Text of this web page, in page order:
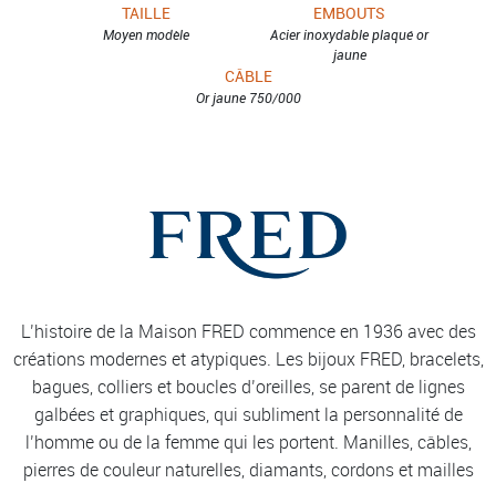
TAILLE
Moyen modèle
EMBOUTS
Acier inoxydable plaqué or
jaune
CÂBLE
Or jaune 750/000
L’histoire de la Maison FRED commence en 1936 avec des
créations modernes et atypiques. Les bijoux FRED, bracelets,
bagues, colliers et boucles d’oreilles, se parent de lignes
galbées et graphiques, qui subliment la personnalité de
l’homme ou de la femme qui les portent. Manilles, câbles,
pierres de couleur naturelles, diamants, cordons et mailles